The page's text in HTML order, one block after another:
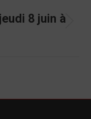
8 juin à